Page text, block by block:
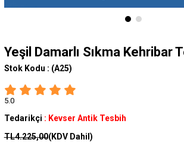
Yeşil Damarlı Sıkma Kehribar
Stok Kodu : (A25)
5.0
Tedarikçi : Kevser Antik Tesbih
TL4.225,00(KDV Dahil)